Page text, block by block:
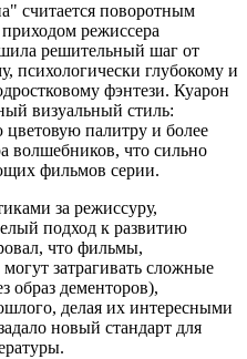
считается поворотным
режиссера
решительный шаг от
психологически глубокому и
фэнтези. Куарон
визуальный стиль:
палитру и более
волшебников, что сильно
фильмов серии.
за режиссуру,
подход к развитию
что фильмы,
затрагивать сложные
образ дементоров),
делая их интересными
новый стандарт для